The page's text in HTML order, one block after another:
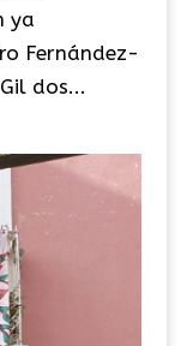
ya
Fernández-
dos...